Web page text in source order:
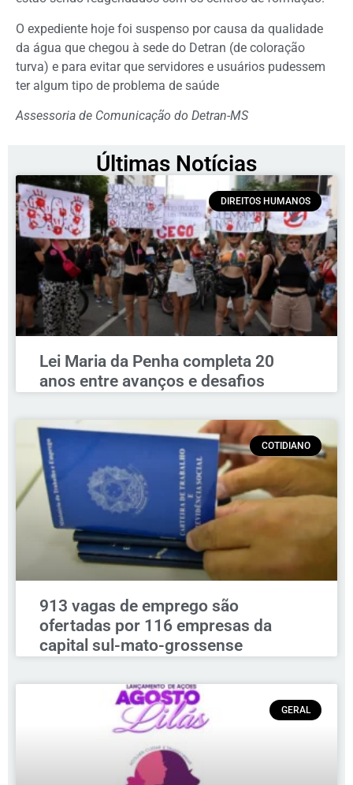
O expediente hoje foi suspenso por causa da qualidade
da água que chegou à sede do Detran (de coloração
turva) e para evitar que servidores e usuários pudessem
ter algum tipo de problema de saúde
Assessoria de Comunicação do Detran-MS
Últimas Notícias
DIREITOS HUMANOS
Lei Maria da Penha completa 20
anos entre avanços e desafios
COTIDIANO
913 vagas de emprego são
ofertadas por 116 empresas da
capital sul-mato-grossense
GERAL